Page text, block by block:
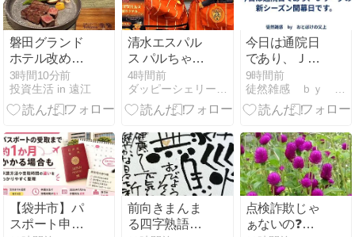
磐田グランド
ホテル改め
「GREENITY
IWATA」の鉄
板焼ランチが
3時間10分前
投資生活 in 遠江
清水エスパル
ス パルちゃん
とピカルちゃ
んの応援ドリ
ンク HUBアス
4時間前
今日は通院日
であり、Ｊリ
ーグの新シー
ズン開幕日で
す。
9時間前
【袋井市】パ
スポート申請
前向きまんま
る四字熟語シ
点検詐欺じゃ
ぁないの❓友